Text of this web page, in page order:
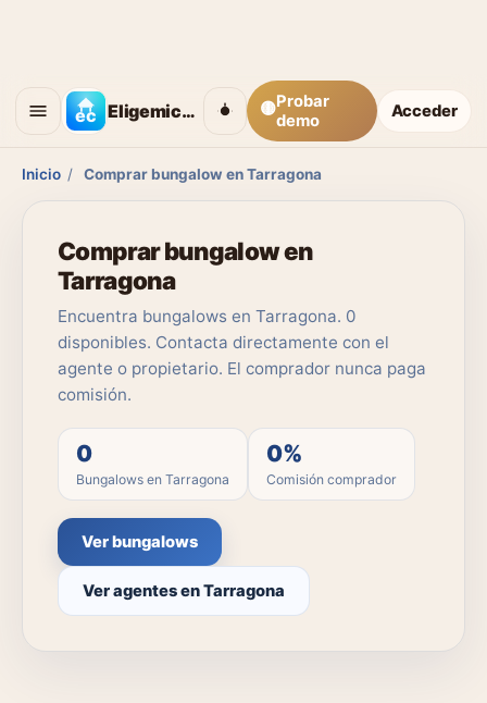
Eligemicasa 🟡Probar
demo
Acceder
Inicio / Comprar bungalow en Tarragona
Comprar bungalow en
Tarragona
Encuentra bungalows en Tarragona. 0
disponibles. Contacta directamente con el
agente o propietario. El comprador nunca paga
comisión.
0
Bungalows en Tarragona
0%
Comisión comprador
Ver bungalows
Ver agentes en Tarragona